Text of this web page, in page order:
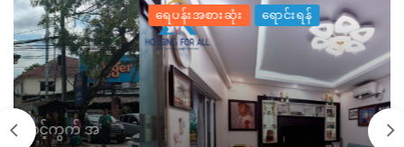
ရေပန်းအစားဆုံး ရောင်းရန်